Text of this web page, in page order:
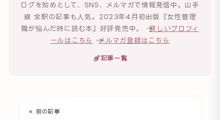
ログを始めとして、SNS、メルマガで情報発信中。山手
線 全駅の記事も人気。2023年4月初出版『女性管理
職が悩んだ時に読む本』好評発売中。 →詳しいプロフィ
ールはこちら
→メルマガ登録はこちら
記事一覧
« 前の記事